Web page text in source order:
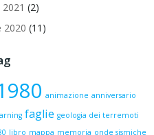
(2)
2020 (11)
animazione anniversario
faglie geologia dei terremoti
libro mappa memoria onde sismiche